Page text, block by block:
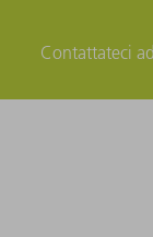
Contattateci